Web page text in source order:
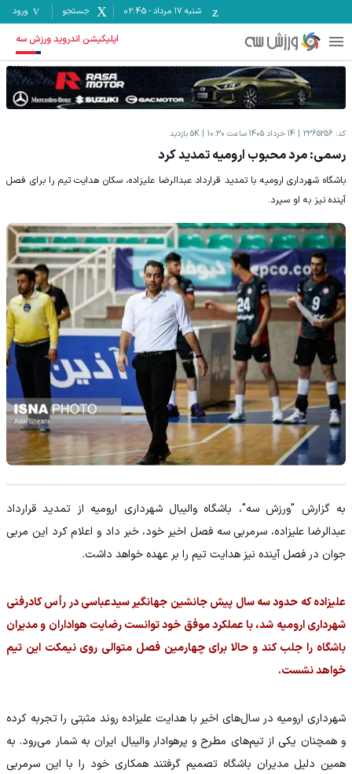
شنبه ۱۷ مرداد -
02:45 جستجو ورود
اپلیکیشن اندروید ورزش سه
کد: 2365256 14 خرداد 1405 ساعت 10:30 5K بازدید
رسمی: مرد محبوب ارومیه تمدید کرد
باشگاه شهرداری ارومیه با تمدید قرارداد عبدالرضا علیزاده، سکان هدایت تیم را برای فصل
آینده نیز به او سپرد.
به گزارش "ورزش سه"، باشگاه والیبال شهرداری ارومیه از تمدید قرارداد
عبدالرضا علیزاده، سرمربی سه فصل اخیر خود، خبر داد و اعلام کرد این مربی
جوان در فصل آینده نیز هدایت تیم را بر عهده خواهد داشت.
علیزاده که حدود سه سال پیش جانشین جهانگیر سیدعباسی در رأس کادرفنی
شهرداری ارومیه شد، با عملکرد موفق خود توانست رضایت هواداران و مدیران
باشگاه را جلب کند و حالا برای چهارمین فصل متوالی روی نیمکت این تیم
خواهد نشست.
شهرداری ارومیه در سال‌های اخیر با هدایت علیزاده روند مثبتی را تجربه کرده
و همچنان یکی از تیم‌های مطرح و پرهوادار والیبال ایران به شمار می‌رود. به
همین دلیل مدیران باشگاه تصمیم گرفتند همکاری خود را با این سرمربی